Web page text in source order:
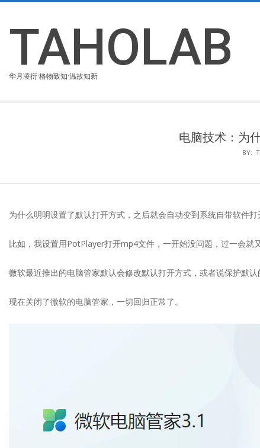
content
TAHOLAB
华月凌衍·格物致知·温故知新
电脑技术：为
BY:
为什么明明设置了默认打开方式，之后就会自动变到系统自带软件打
比如，我设置用PotPlayer打开mp4文件，一开始没问题，过一会就
微软最近推出的电脑管家默认会修改默认打开方式，或者说保护默认
现在关闭了微软的电脑管家，一切回归正常了。